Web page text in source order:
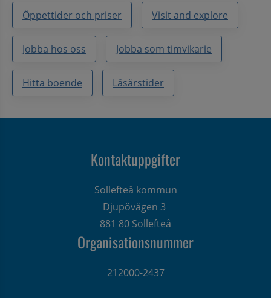
Öppettider och priser Visit and explore
Jobba hos oss Jobba som timvikarie
Hitta boende Läsårstider
Kontaktuppgifter
Sollefteå kommun
Djupövägen 3
881 80 Sollefteå
Organisationsnummer
212000-2437